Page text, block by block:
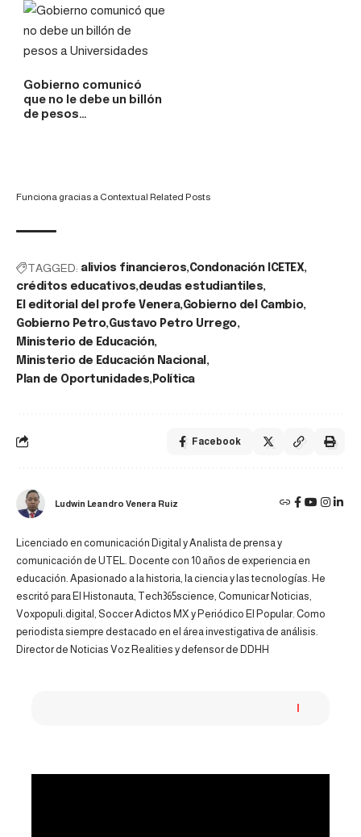
Gobierno comunicó
que no le debe un billón
de pesos…
Funciona gracias a Contextual Related Posts
TAGGED: alivios financieros Condonación ICETEX
créditos educativos deudas estudiantiles
El editorial del profe Venera Gobierno del Cambio
Gobierno Petro Gustavo Petro Urrego
Ministerio de Educación
Ministerio de Educación Nacional
Plan de Oportunidades Política
Facebook
Ludwin Leandro Venera Ruiz
Licenciado en comunicación Digital y Analista de prensa y
comunicación de UTEL. Docente con 10 años de experiencia en
educación. Apasionado a la historia, la ciencia y las tecnologías. He
escritó para El Histonauta, Tech365science, Comunicar Noticias,
Voxpopuli.digital, Soccer Adictos MX y Periódico El Popular. Como
periodista siempre destacado en el área investigativa de análisis.
Director de Noticias Voz Realities y defensor de DDHH